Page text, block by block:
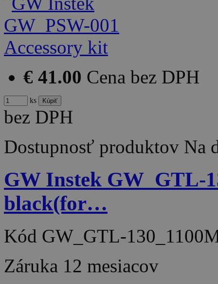
€ 41.00 Cena bez DPH
ks
bez DPH
Dostupnosť produktov Na
GW Instek GW_GTL-
black(for…
Kód GW_GTL-
Záruka 12 mesiacov